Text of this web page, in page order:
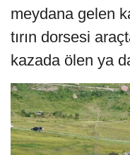
meydana gelen
tırın dorsesi
kazada ölen ya